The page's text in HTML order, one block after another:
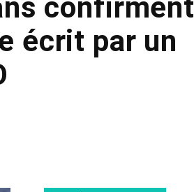
confirment
écrit par un